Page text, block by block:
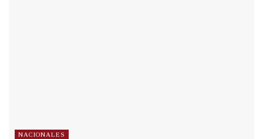
NACIONALES